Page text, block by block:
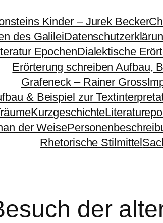
Kinder – Jurek Becker
des Galilei
EpochenDialektische
Erörterung schreiben Aufbau,
Grafeneck – Rainer Gross
& Beispiel zur
Kurzgeschichte
der Weise
Rhetorische Stilmittel
der